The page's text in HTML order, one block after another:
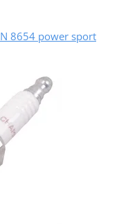
8654 power sport